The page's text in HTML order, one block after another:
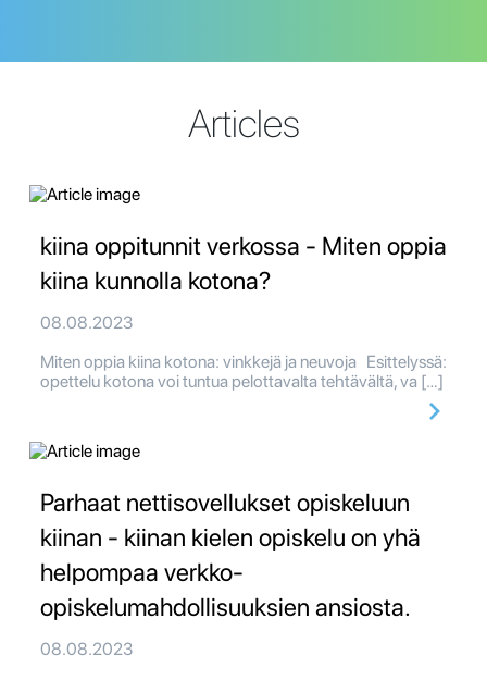
Articles
kiina oppitunnit verkossa - Miten oppia
kiina kunnolla kotona?
08.08.2023
Miten oppia kiina kotona: vinkkejä ja neuvoja Esittelyssä:
opettelu kotona voi tuntua pelottavalta tehtävältä, va […]
Parhaat nettisovellukset opiskeluun
kiinan - kiinan kielen opiskelu on yhä
helpompaa verkko-
opiskelumahdollisuuksien ansiosta.
08.08.2023